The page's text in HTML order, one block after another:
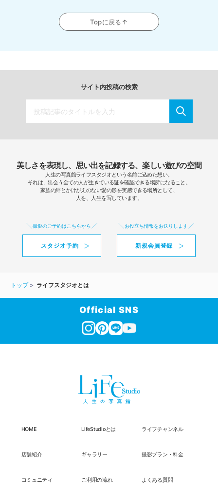
Topに戻る↑
サイト内投稿の検索
美しさを表現し、思い出を記録する、楽しい遊びの空間
人生の写真館ライフスタジオという名前に込めた想い。
それは、出会う全ての人が生きている証を確認できる場所になること。
家族の絆とかけがえのない愛の形を実感できる場所として、
人を、人生を写しています。
撮影のご予約はこちらから
スタジオ予約
お役立ち情報をお送りします
新規会員登録
トップ ライフスタジオとは
Official SNS
HOME LifeStudioとは ライフチャンネル
店舗紹介 ギャラリー 撮影プラン・料金
コミュニティ ご利用の流れ よくある質問